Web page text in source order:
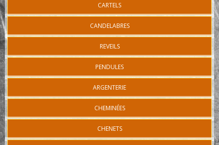
CARTELS
CANDELABRES
REVEILS
PENDULES
ARGENTERIE
CHEMINÉES
CHENETS